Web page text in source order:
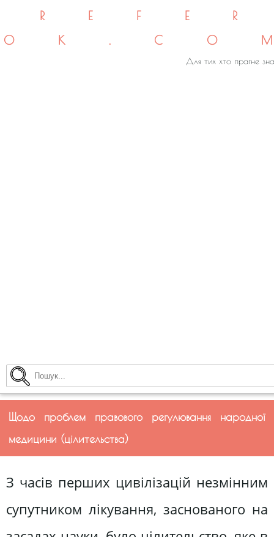
Для тих хто прагне
Щодо проблем правового регулювання народної
медицини (цілительства)
З часів перших цивілізацій незмінним
супутником лікування, заснованого на